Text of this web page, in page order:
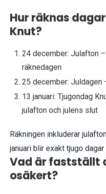
Hur räknas
Knut?
24 december: Julafton
räknedagen
25 december: Juldagen
13 januari: Tjugondag
julafton och julens slut
Räkningen inkluderar
januari blir exakt tjugo dagar
Vad är fastställt
osäkert?